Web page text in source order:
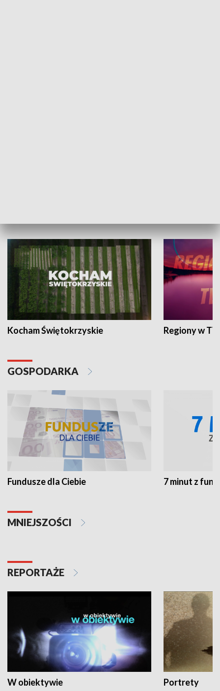
Kocham Świętokrzyskie Regiony w
GOSPODARKA
Fundusze dla Ciebie 7 minut z
MNIEJSZOŚCI
REPORTAŻE
W obiektywie Portrety